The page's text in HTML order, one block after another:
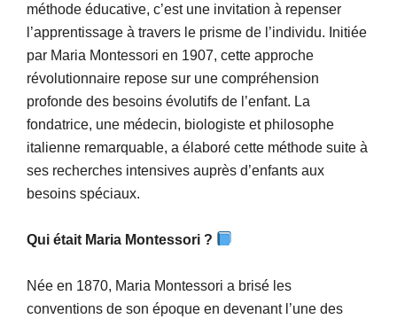
méthode éducative, c’est une invitation à repenser
l’apprentissage à travers le prisme de l’individu. Initiée
par Maria Montessori en 1907, cette approche
révolutionnaire repose sur une compréhension
profonde des besoins évolutifs de l’enfant. La
fondatrice, une médecin, biologiste et philosophe
italienne remarquable, a élaboré cette méthode suite à
ses recherches intensives auprès d’enfants aux
besoins spéciaux.
Qui était Maria Montessori ?
Née en 1870, Maria Montessori a brisé les
conventions de son époque en devenant l’une des